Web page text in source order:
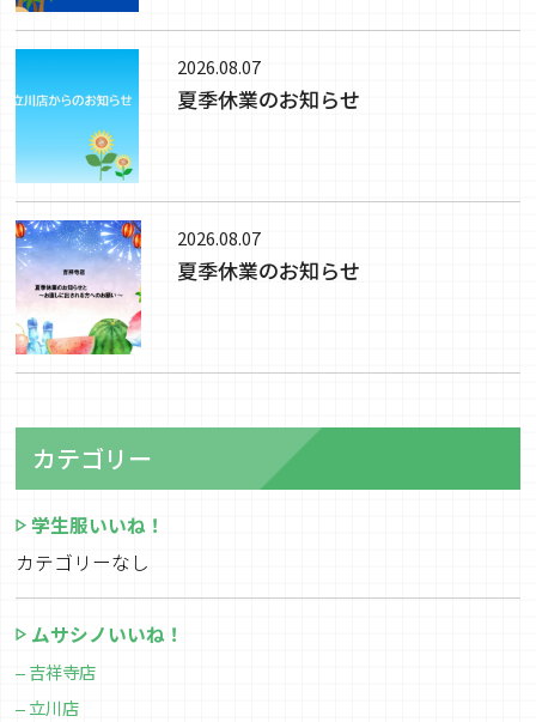
2026.08.07
夏季休業のお知らせ
2026.08.07
夏季休業のお知らせ
カテゴリー
学生服いいね！
カテゴリーなし
ムサシノいいね！
吉祥寺店
立川店